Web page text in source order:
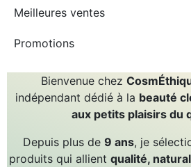
Meilleures ventes
Promotions
Bienvenue chez
indépendant dédié à la beauté
aux petits plaisirs du
Depuis plus de 9 ans, je
produits qui allient qualité,